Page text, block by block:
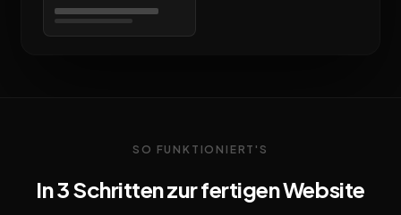
SO FUNKTIONIERT'S
In 3 Schritten zur fertigen Website